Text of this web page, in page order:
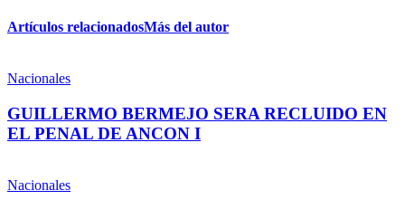
Artículos relacionadosMás del autor
Nacionales
GUILLERMO BERMEJO SERA RECLUIDO EN
EL PENAL DE ANCON I
Nacionales